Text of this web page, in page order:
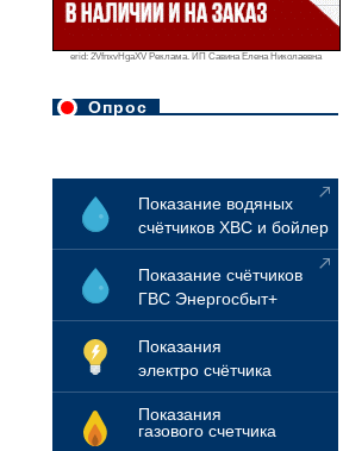
erid: 2VfnxvHgaXV Реклама. ИП Савина Елена Николаевна
Опрос
Показание водяных
счётчиков ХВС и бойлер
Показание счётчиков
ГВС Энергосбыт+
Показания
электро счётчика
Показания
газового счетчика